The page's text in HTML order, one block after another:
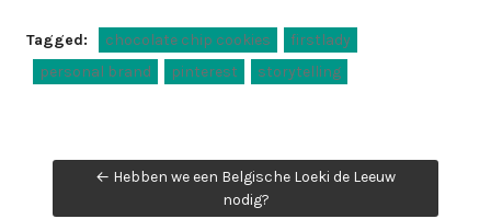
Tagged: chocolate chip cookies
firstlady
personal brand
pinterest storytelling
Post ← Hebben we een Belgische Loeki de Leeuw
nodig?